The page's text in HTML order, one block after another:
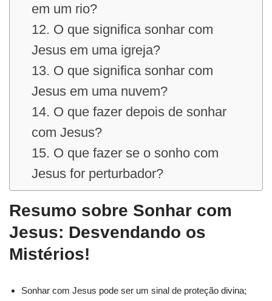
em um rio?
12. O que significa sonhar com
Jesus em uma igreja?
13. O que significa sonhar com
Jesus em uma nuvem?
14. O que fazer depois de sonhar
com Jesus?
15. O que fazer se o sonho com
Jesus for perturbador?
Resumo sobre Sonhar com
Jesus: Desvendando os
Mistérios!
Sonhar com Jesus pode ser um sinal de proteção divina;